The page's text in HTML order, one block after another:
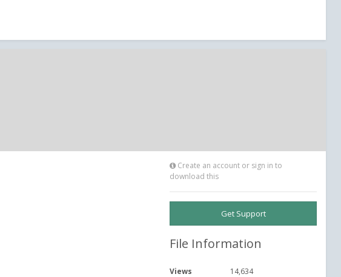
Create an account or sign in to
download this
Get Support
File Information
Views 14,634